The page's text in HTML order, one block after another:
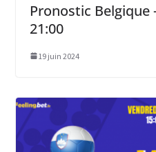
Pronostic Belgique
21:00
19 juin 2024